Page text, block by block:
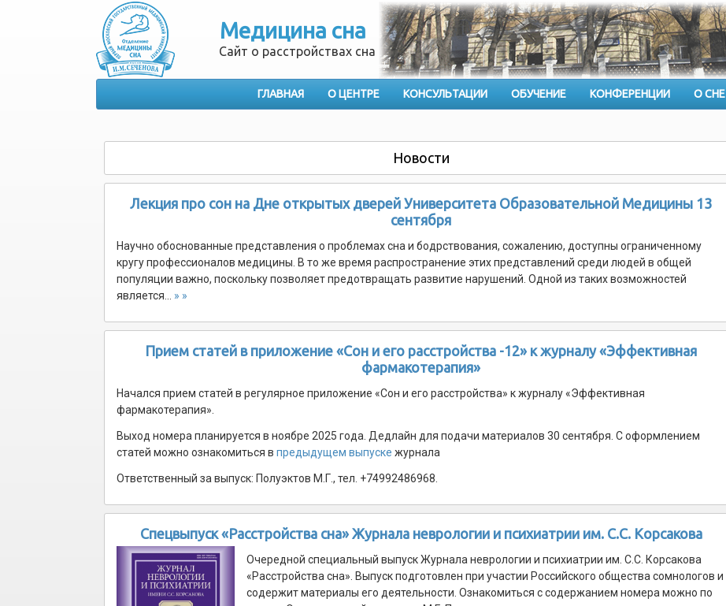
Медицина сна
Сайт о расстройствах сна
ГЛАВНАЯ О ЦЕНТРЕ КОНСУЛЬТАЦИИ ОБУЧЕНИЕ КОНФЕРЕНЦИИ О СНЕ
Новости
Лекция про сон на Дне открытых дверей Университета Образовательной Медицины 13
сентября
Научно обоснованные представления о проблемах сна и бодрствования, сожалению, доступны ограниченному
кругу профессионалов медицины. В то же время распространение этих представлений среди людей в общей
популяции важно, поскольку позволяет предотвращать развитие нарушений. Одной из таких возможностей
является… » »
Прием статей в приложение «Сон и его расстройства -12» к журналу «Эффективная
фармакотерапия»
Начался прием статей в регулярное приложение «Сон и его расстройства» к журналу «Эффективная
фармакотерапия».
Выход номера планируется в ноябре 2025 года. Дедлайн для подачи материалов 30 сентября. С оформлением
статей можно ознакомиться в предыдущем выпуске журнала
Ответственный за выпуск: Полуэктов М.Г., тел. +74992486968.
Спецвыпуск «Расстройства сна» Журнала неврологии и психиатрии им. С.С. Корсакова
Очередной специальный выпуск Журнала неврологии и психиатрии им. С.С. Корсакова
«Расстройства сна». Выпуск подготовлен при участии Российского общества сомнологов и
содержит материалы его деятельности. Ознакомиться с содержанием номера можно по